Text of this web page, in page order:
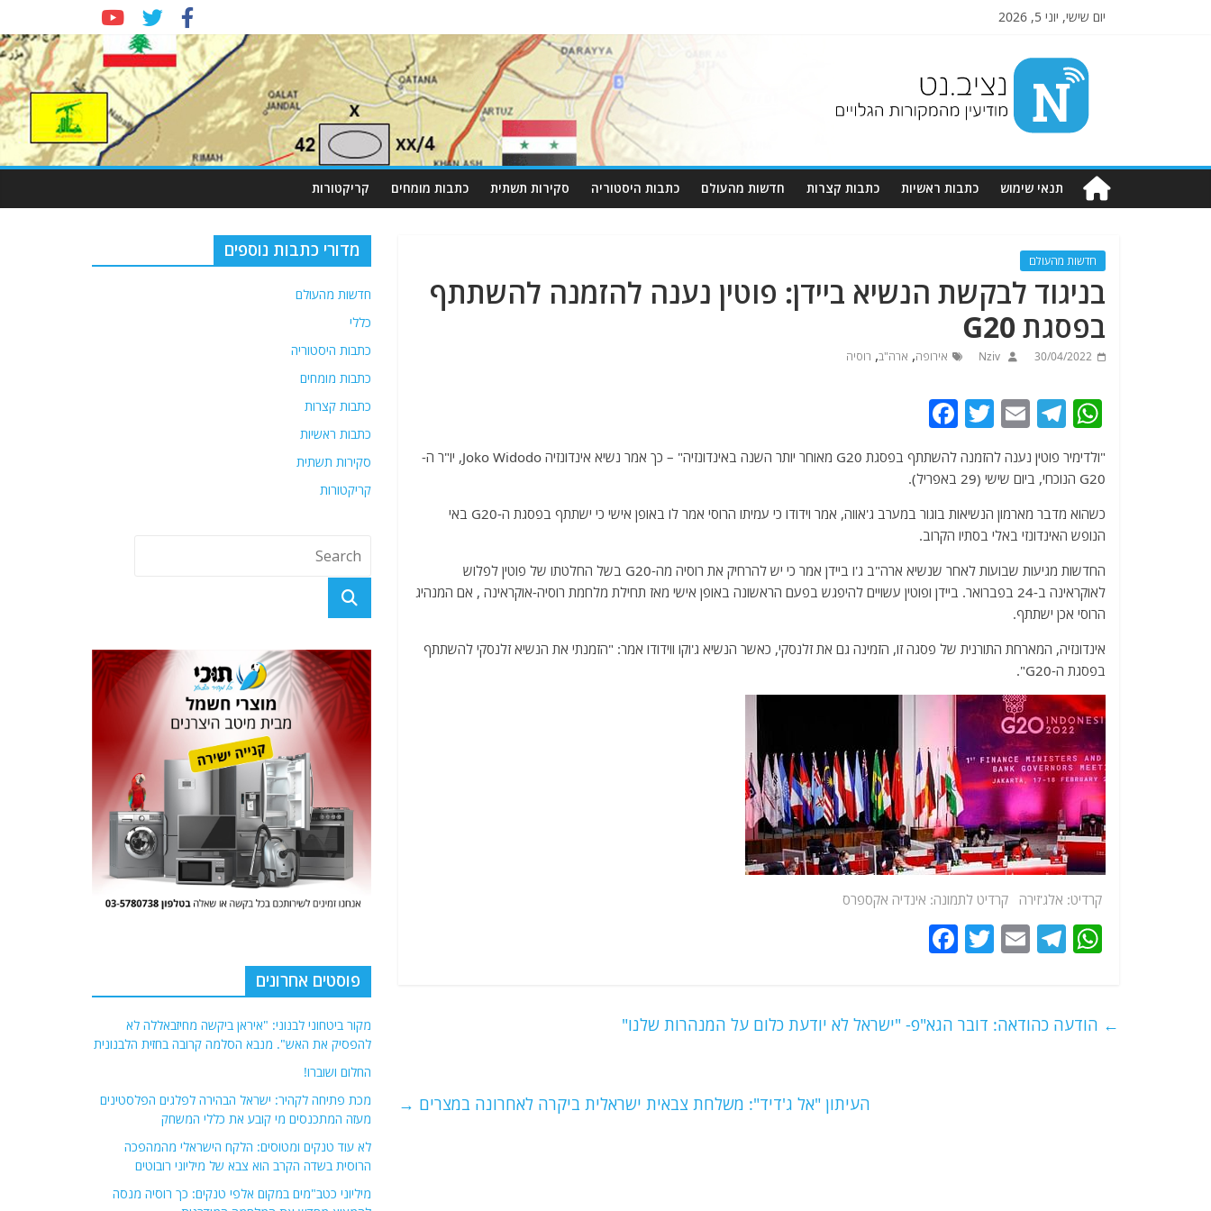
יום שישי, יוני 5, 2026
Nziv.net
מודיעין
מהמקורות
תנאי שימוש כתבות ראשיות כתבות קצרות חדשות מהעולם כתבות היסטוריה סקירות תשתית כתבות מומחים קריקטורות
חדשות מהעולם
בניגוד לבקשת הנשיא ביידן: פוטין נענה להזמנה להשתתף
בפסגת G20
30/04/2022
Nziv אירופה, ארה"ב, רוסיה
W
at
s
A
p
p
T
e
g
ra
m
E
m
ai
l
T
w
itt
er
c
e
b
o
o
"ולדימיר פוטין נענה להזמנה להשתתף בפסגת G20 מאוחר יותר השנה באינדונזיה" – כך אמר נשיא אינדונזיה Joko Widodo, יו"ר ה-
G20 הנוכחי, ביום שישי (29 באפריל).
כשהוא מדבר מארמון הנשיאות בוגור במערב ג'אווה, אמר וידודו כי עמיתו הרוסי אמר לו באופן אישי כי ישתתף בפסגת ה-G20 באי
הנופש האינדונזי באלי בסתיו הקרוב.
החדשות מגיעות שבועות לאחר שנשיא ארה"ב ג'ו ביידן אמר כי יש להרחיק את רוסיה מה-G20 בשל החלטתו של פוטין לפלוש
לאוקראינה ב-24 בפברואר. ביידן ופוטין עשויים להיפגש בפעם הראשונה באופן אישי מאז תחילת מלחמת רוסיה-אוקראינה , אם המנהיג
הרוסי אכן ישתתף.
אינדונזיה, המארחת התורנית של פסגה זו, הזמינה גם את זלנסקי, כאשר הנשיא ג'וקו ווידודו אמר: "הזמנתי את הנשיא זלנסקי להשתתף
בפסגת ה-G20".
קרדיט: אלג'זירה קרדיט לתמונה: אינדיה אקספרס
W
s
T
g
E
l
T
er
e ← הודעה כהודאה: דובר הגא"פ- "ישראל לא יודעת כלום על המנהרות שלנו"
העיתון "אל ג'דיד": משלחת צבאית ישראלית ביקרה לאחרונה במצרים →
מדורי כתבות נוספים
חדשות מהעולם
כללי
כתבות היסטוריה
כתבות מומחים
כתבות קצרות
כתבות ראשיות
סקירות תשתית
קריקטורות
פוסטים אחרונים
מקור ביטחוני לבנוני: "איראן ביקשה מחיזבאללה לא
להפסיק את האש". מנבא הסלמה קרובה בחזית הלבנונית
החלום ושוברו!
מכת פתיחה לקהיר: ישראל הבהירה לפלגים הפלסטינים
מעזה המתכנסים מי קובע את כללי המשחק
לא עוד טנקים ומטוסים: הלקח הישראלי מהמהפכה
הרוסית בשדה הקרב הוא צבא של מיליוני רובוטים
מיליוני כטב"מים במקום אלפי טנקים: כך רוסיה מנסה